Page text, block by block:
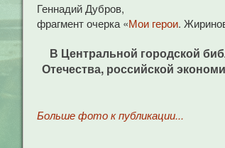
Геннадий Дубров,
фрагмент очерка «Мои герои.
В Центральной городской
Отечества, российской
Больше фото к публикации...